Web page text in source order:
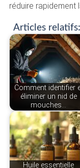
réduire rapidement
Articles relatifs:
Comment identifier
éliminer un nid de
mouches…
Huile essentielle